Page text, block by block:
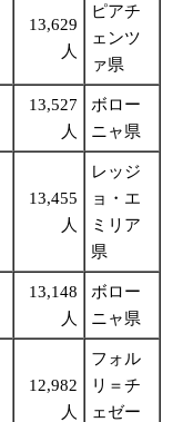
13,629
人
ピアチ
ェンツ
ァ県
13,527
人
ボロー
ニャ県
13,455
人
レッジ
ョ・エ
ミリア
県
13,148
人
ボロー
ニャ県
12,982
人
フォル
リ＝チ
ェゼー